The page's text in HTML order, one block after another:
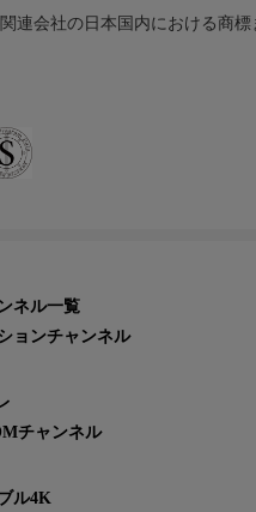
連会社の日本国内における商標
ネル一覧
ョンチャンネル
チャンネル
ル4K